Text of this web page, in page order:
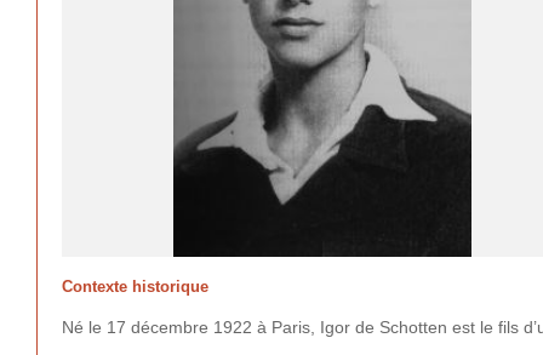
Contexte historique
Né le 17 décembre 1922 à Paris, Igor de Schotten est le fils